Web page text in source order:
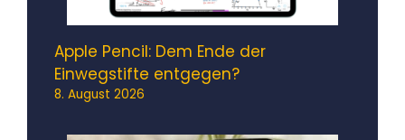
Apple Pencil: Dem Ende der
Einwegstifte entgegen?
8. August 2026